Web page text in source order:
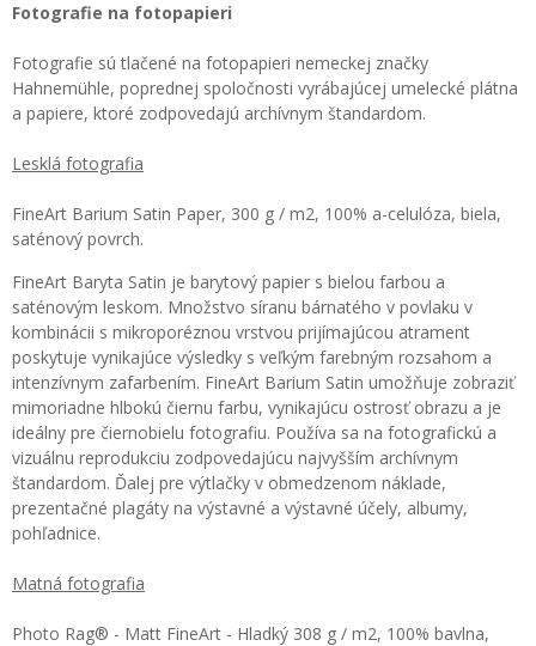
Fotografie na fotopapieri
Fotografie sú tlačené na fotopapieri nemeckej značky
Hahnemühle, poprednej spoločnosti vyrábajúcej umelecké plátna
a papiere, ktoré zodpovedajú archívnym štandardom.
Lesklá fotografia
FineArt Barium Satin Paper, 300 g / m2, 100% a-celulóza, biela,
saténový povrch.
FineArt Baryta Satin je barytový papier s bielou farbou a
saténovým leskom. Množstvo síranu bárnatého v povlaku v
kombinácii s mikroporéznou vrstvou prijímajúcou atrament
poskytuje vynikajúce výsledky s veľkým farebným rozsahom a
intenzívnym zafarbením. FineArt Barium Satin umožňuje zobraziť
mimoriadne hlbokú čiernu farbu, vynikajúcu ostrosť obrazu a je
ideálny pre čiernobielu fotografiu. Používa sa na fotografickú a
vizuálnu reprodukciu zodpovedajúcu najvyšším archívnym
štandardom. Ďalej pre výtlačky v obmedzenom náklade,
prezentačné plagáty na výstavné a výstavné účely, albumy,
pohľadnice.
Matná fotografia
Photo Rag® - Matt FineArt - Hladký 308 g / m2, 100% bavlna,